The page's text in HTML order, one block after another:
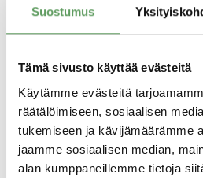
Suostumus
Tämä sivusto käyttää evästeitä
Käytämme evästeitä
räätälöimiseen, sosiaalisen
tukemiseen ja kävijämäärämme
jaamme sosiaalisen median,
alan kumppaneillemme tietoja
hankkeissa jo useiden
mm. Varvara Anikina ja
Modernit ja viihtyisät
sijaitsevat Pietarin
Tervetuloa tutustumaan
hyödyntämään